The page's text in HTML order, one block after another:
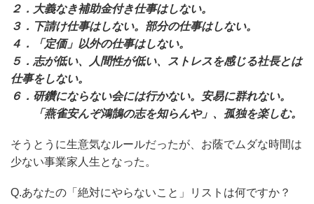
２．大義なき補助金付き仕事はしない。
３．下請け仕事はしない。部分の仕事はしない。
４．「定価」以外の仕事はしない。
５．志が低い、人間性が低い、ストレスを感じる社長とは
仕事をしない。
６．研鑽にならない会には行かない。安易に群れない。
「燕雀安んぞ鴻鵠の志を知らんや」、孤独を楽しむ。
そうとうに生意気なルールだったが、お蔭でムダな時間は
少ない事業家人生となった。
Q.あなたの「絶対にやらないこと」リストは何ですか？